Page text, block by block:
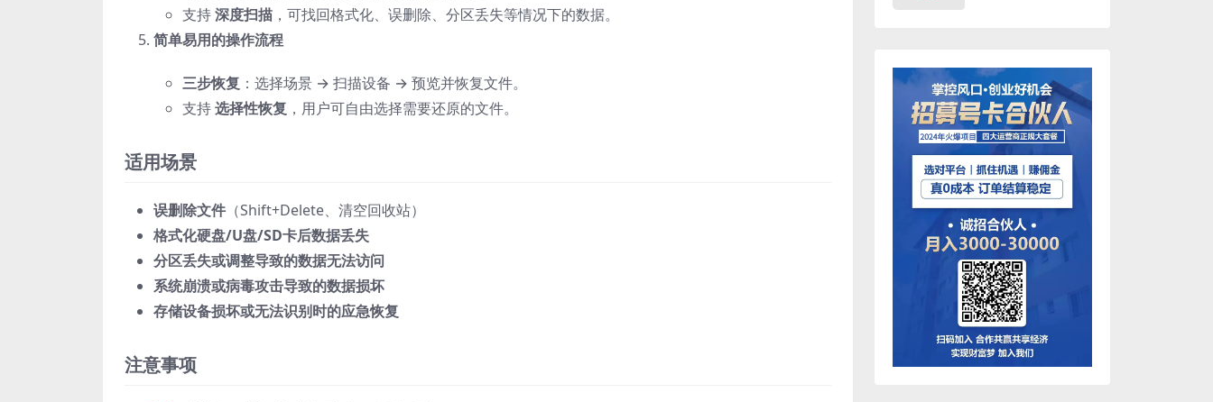
支持深度扫描 ，可找回格式化、误删除、分区丢失等情况下的数据。
简单易用的操作流程
三步恢复 ：选择场景 → 扫描设备 → 预览并恢复文件。
支持选择性恢复 ，用户可自由选择需要还原的文件。
适用场景
误删除文件 （Shift+Delete、清空回收站）
格式化硬盘/U盘/SD卡后数据丢失
分区丢失或调整导致的数据无法访问
系统崩溃或病毒攻击导致的数据损坏
存储设备损坏或无法识别时的应急恢复
注意事项